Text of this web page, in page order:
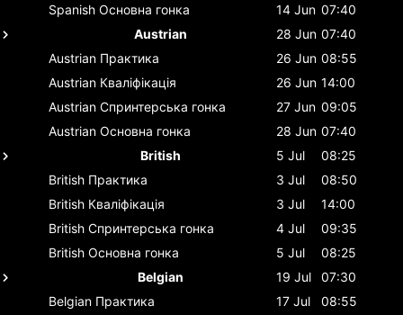
Spanish Основна гонка 14 Jun 07:40
Austrian
28 Jun 07:40
Austrian Практика 26 Jun 08:55
Austrian Кваліфікація 26 Jun 14:00
Austrian Спринтерська гонка 27 Jun 09:05
Austrian Основна гонка 28 Jun 07:40
British
5 Jul
08:25
British Практика 3 Jul
08:50
British Кваліфікація 3 Jul
14:00
British Спринтерська гонка 4 Jul
09:35
British Основна гонка 5 Jul
08:25
Belgian
19 Jul
07:30
Belgian Практика 17 Jul
08:55